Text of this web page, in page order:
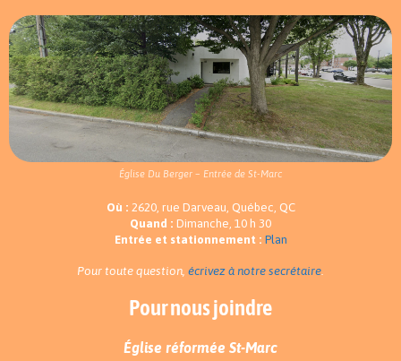
Église Du Berger – Entrée de St-Marc
Où : 2620, rue Darveau, Québec, QC
Quand : Dimanche, 10 h 30
Entrée et stationnement : Plan
Pour toute question, écrivez à notre secrétaire.
Pour nous joindre
Église réformée St-Marc